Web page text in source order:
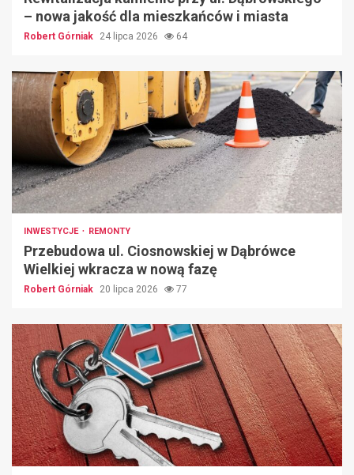
– nowa jakość dla mieszkańców i miasta
Robert Górniak 24 lipca 2026 64
INWESTYCJE REMONTY
Przebudowa ul. Ciosnowskiej w Dąbrówce
Wielkiej wkracza w nową fazę
Robert Górniak 20 lipca 2026 77